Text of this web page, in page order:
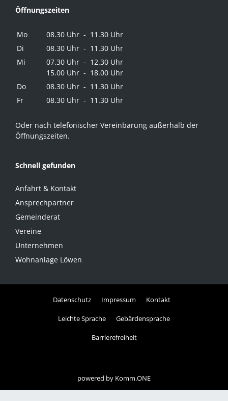
Öffnungszeiten
Mo
08.30 Uhr - 11.30 Uhr
Di
08.30 Uhr - 11.30 Uhr
Mi
07.30 Uhr - 12.30 Uhr
15.00 Uhr - 18.00 Uhr
Do
08.30 Uhr - 11.30 Uhr
Fr
08.30 Uhr - 11.30 Uhr
Oder nach telefonischer Vereinbarung außerhalb der
Öffnungszeiten.
Schnell gefunden
Anfahrt & Kontakt
Ansprechpartner
Gemeinderat
Vereine
Unternehmen
Wohnanlage Löwen
Datenschutz Impressum Kontakt
Leichte Sprache Gebärdensprache
Barrierefreiheit
powered by Komm.ONE